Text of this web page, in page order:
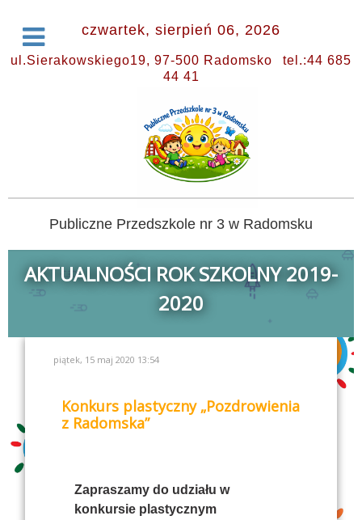
czwartek, sierpień 06, 2026
ul.Sierakowskiego19, 97-500 Radomsko
tel.:44 685
44 41
Publiczne Przedszkole nr 3 w Radomsku
AKTUALNOŚCI ROK SZKOLNY 2019-
2020
piątek, 15 maj 2020 13:54
Konkurs plastyczny „Pozdrowienia
z Radomska”
Zapraszamy do udziału w
konkursie plastycznym